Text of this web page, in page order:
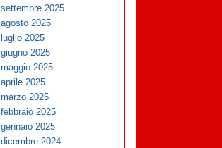
settembre 2025
agosto 2025
luglio 2025
giugno 2025
maggio 2025
aprile 2025
marzo 2025
febbraio 2025
gennaio 2025
dicembre 2024